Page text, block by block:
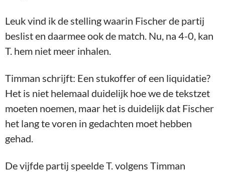
Leuk vind ik de stelling waarin Fischer de partij
beslist en daarmee ook de match. Nu, na 4-0, kan
T. hem niet meer inhalen.
Timman schrijft: Een stukoffer of een liquidatie?
Het is niet helemaal duidelijk hoe we de tekstzet
moeten noemen, maar het is duidelijk dat Fischer
het lang te voren in gedachten moet hebben
gehad.
De vijfde partij speelde T. volgens Timman